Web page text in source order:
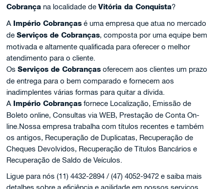
Cobrança na localidade deVitória da Conquista?
A Império Cobranças é uma empresa que atua no mercado
deServiços de Cobranças, composta por uma equipe bem
motivada e altamente qualificada para oferecer o melhor
atendimento para o cliente.
OsServiços de Cobranças oferecem aos clientes um prazo
de entrega para o bem comparado e fornecem aos
inadimplentes várias formas para quitar a dívida.
A Império Cobranças fornece Localização, Emissão de
Boleto online, Consultas via WEB, Prestação de Conta On-
line.Nossa empresa trabalha com títulos recentes e também
os antigos, Recuperação de Duplicatas, Recuperação de
Cheques Devolvidos, Recuperação de Títulos Bancários e
Recuperação de Saldo de Veículos.
Ligue para nós (11) 4432-2894 / (47) 4052-9472 e saiba mais
detalhes sobre a eficiência e agilidade em nossos serviços.